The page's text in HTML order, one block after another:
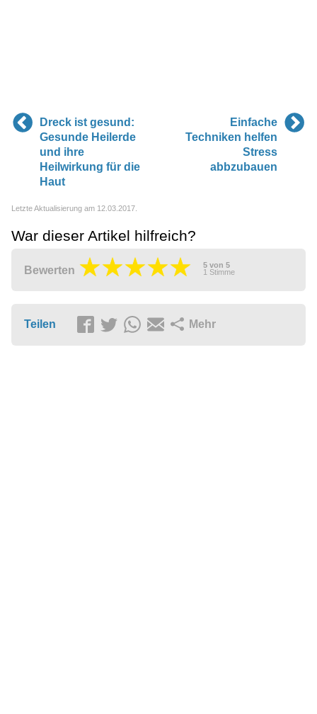
Dreck ist gesund:
Gesunde Heilerde
und ihre
Heilwirkung für die
Haut
Einfache
Techniken helfen
Stress
abbzubauen
Letzte Aktualisierung am 12.03.2017.
War dieser Artikel hilfreich?
Bewerten 5 von 5
1 Stimme
Teilen Mehr